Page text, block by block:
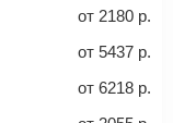
дешевле, чем
внимательно
включен ли
от 2180 р.
от 5437 р.
от 6218 р.